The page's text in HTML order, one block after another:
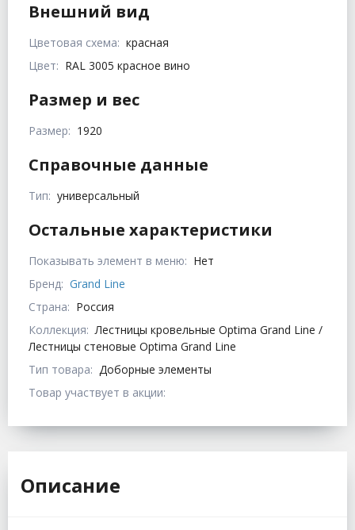
Внешний вид
Цветовая схема: красная
Цвет: RAL 3005 красное вино
Размер и вес
Размер: 1920
Справочные данные
Тип: универсальный
Остальные характеристики
Показывать элемент в меню: Нет
Бренд: Grand Line
Страна: Россия
Коллекция: Лестницы кровельные Optima Grand Line /
Лестницы стеновые Optima Grand Line
Тип товара: Доборные элементы
Товар участвует в акции:
Описание